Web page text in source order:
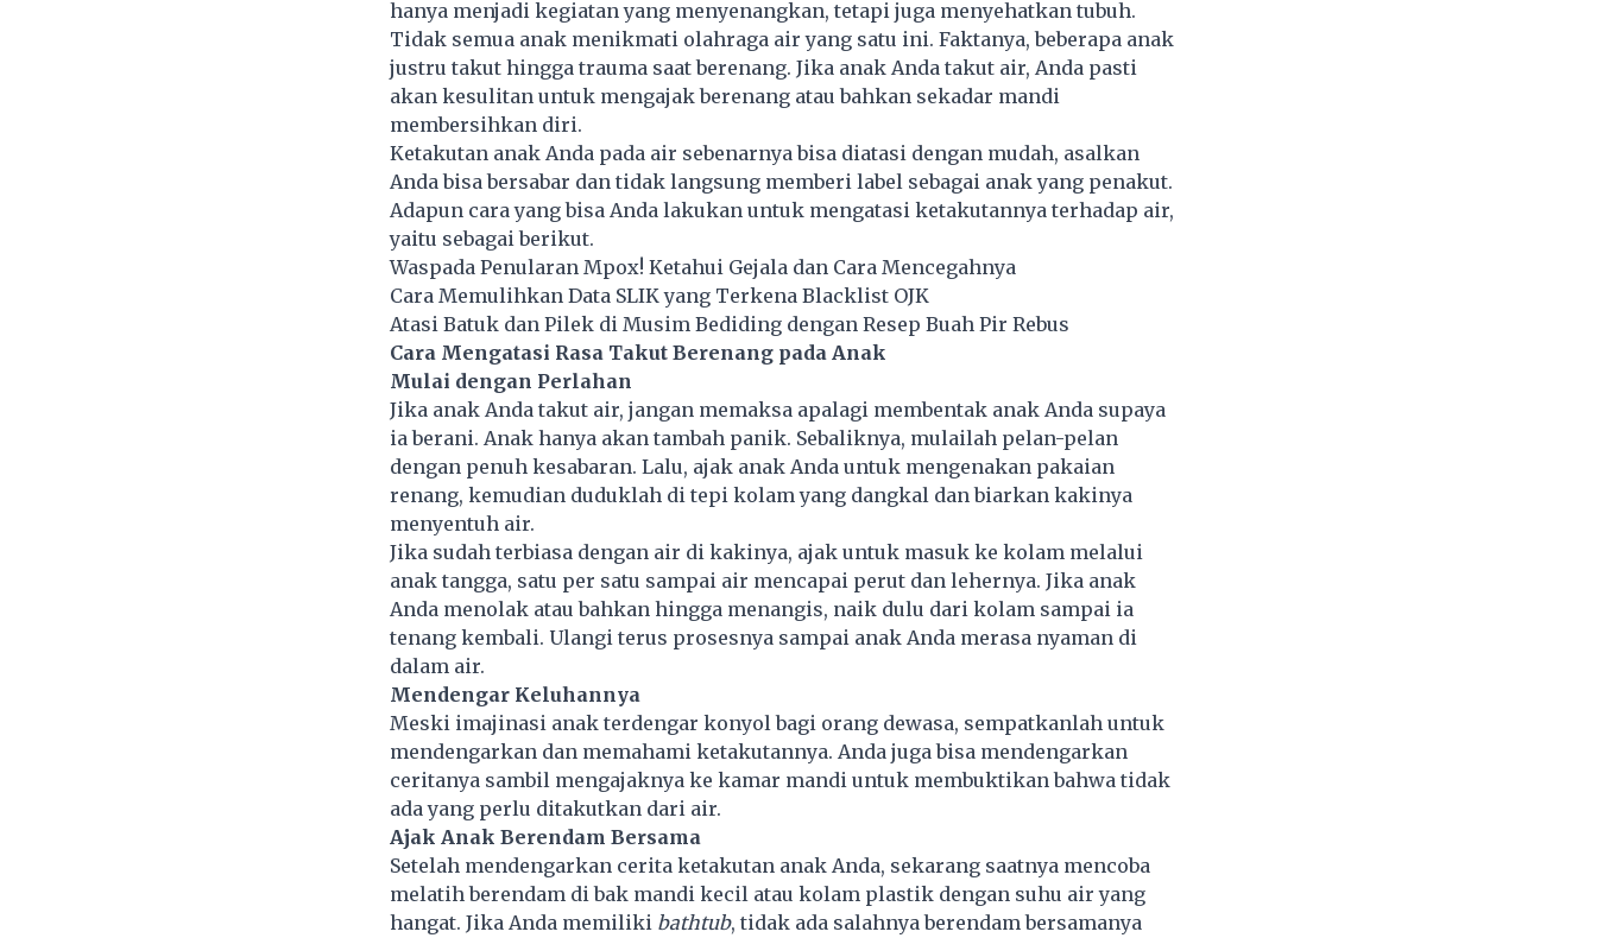
hanya menjadi kegiatan yang menyenangkan, tetapi juga menyehatkan tubuh.
Tidak semua anak menikmati olahraga air yang satu ini. Faktanya, beberapa anak
justru takut hingga trauma saat berenang. Jika anak Anda takut air, Anda pasti
akan kesulitan untuk mengajakberenang atau bahkan sekadar mandi
membersihkan diri.
Ketakutan anak Anda pada air sebenarnya bisa diatasi dengan mudah, asalkan
Anda bisa bersabar dan tidak langsung memberi label sebagai anak yang penakut.
Adapun cara yang bisa Anda lakukan untuk mengatasi ketakutannya terhadap air,
yaitu sebagai berikut.
Waspada Penularan Mpox! Ketahui Gejala dan Cara Mencegahnya
Cara Memulihkan Data SLIK yang Terkena Blacklist OJK
Atasi Batuk dan Pilek di Musim Bediding dengan Resep Buah Pir Rebus
Cara Mengatasi Rasa Takut Berenang pada Anak
Mulai dengan Perlahan
Jika anak Anda takut air, jangan memaksa apalagi membentak anak Anda supaya
ia berani. Anak hanya akan tambah panik. Sebaliknya, mulailah pelan-pelan
dengan penuh kesabaran. Lalu, ajak anak Anda untuk mengenakan pakaian
renang, kemudian duduklah di tepi kolam yang dangkal dan biarkan kakinya
menyentuh air.
Jika sudah terbiasa dengan air di kakinya, ajak untuk masuk ke kolam melalui
anak tangga, satu per satu sampai air mencapai perut dan lehernya. Jika anak
Anda menolak atau bahkan hingga menangis, naik dulu dari kolam sampai ia
tenang kembali. Ulangi terus prosesnya sampai anak Anda merasa nyaman di
dalam air.
Mendengar Keluhannya
Meski imajinasi anak terdengar konyol bagi orang dewasa, sempatkanlah untuk
mendengarkan dan memahami ketakutannya. Anda juga bisa mendengarkan
ceritanya sambil mengajaknya ke kamar mandi untuk membuktikan bahwa tidak
ada yang perlu ditakutkan dari air.
Ajak Anak Berendam Bersama
Setelah mendengarkan cerita ketakutan anak Anda, sekarang saatnya mencoba
melatih berendam di bak mandi kecil atau kolam plastik dengan suhu air yang
hangat. Jika Anda memiliki bathtub, tidak ada salahnya berendam bersamanya